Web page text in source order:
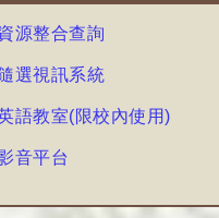
源整合查詢
選視訊系統
語教室(限校內使用)
音平台